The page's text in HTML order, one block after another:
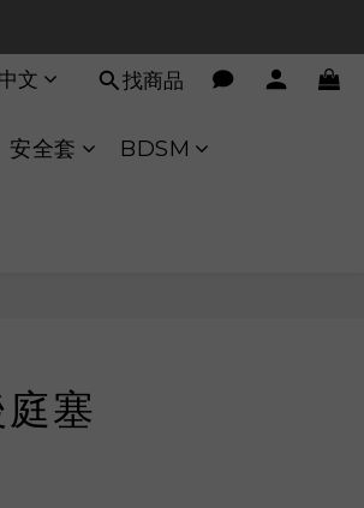
易
文 找商品
安全套 BDSM
塞